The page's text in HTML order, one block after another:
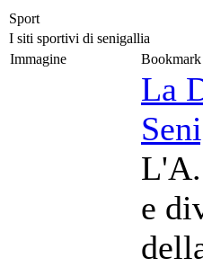
Sport
I siti sportivi di senigallia
Immagine
Bookmark
La
e